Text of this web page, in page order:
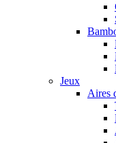
Jeux
Aires